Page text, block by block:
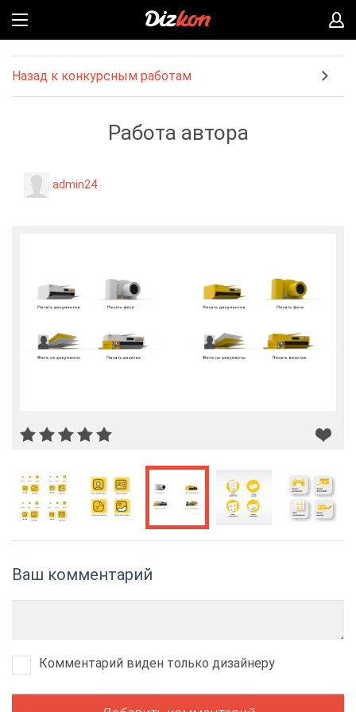
Назад к конкурсным работам
Работа автора
admin24
Ваш комментарий
Комментарий виден только дизайнеру